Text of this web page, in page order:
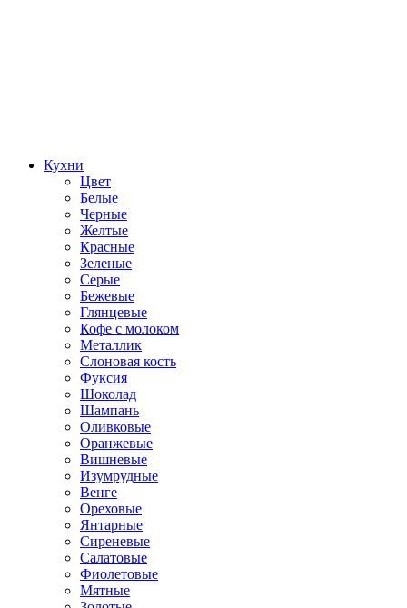
Кухни
Цвет
Белые
Черные
Желтые
Красные
Зеленые
Серые
Бежевые
Глянцевые
Кофе с молоком
Металлик
Слоновая кость
Фуксия
Шоколад
Шампань
Оливковые
Оранжевые
Вишневые
Изумрудные
Венге
Ореховые
Янтарные
Сиреневые
Салатовые
Фиолетовые
Мятные